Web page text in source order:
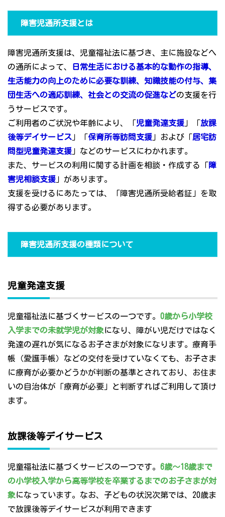
障害児通所支援とは
障害児通所支援は、児童福祉法に基づき、主に施設などへ
の通所によって、
日常生活における基本的な動作の指導、
生活能力の向上のために必要な訓練、知識技能の付与、集
団生活への適応訓練、社会との交流の促進などの支援を行
うサービスです。
ご利用者のご状況や年齢により、「児童発達支援 」「放課
後等デイサービス 」「保育所等訪問支援 」および「居宅訪
問型児童発達支援 」などのサービスにわかれます。
また、サービスの利用に関する計画を相談・作成する「障
害児相談支援 」があります。
支援を受けるにあたっては、「障害児通所受給者証」を取
得する必要があります。
障害児通所支援の種類について
児童発達支援
児童福祉法に基づくサービスの一つです。 0歳から小学校
入学までの未就学児が対象になり、障がい児だけではなく
発達の遅れが気になるお子さまが対象になります。療育手
帳（愛護手帳）などの交付を受けていなくても、お子さま
に療育が必要かどうかが判断の基準とされており、お住ま
いの自治体が「療育が必要」と判断すればご利用して頂け
ます。
放課後等デイサービス
児童福祉法に基づくサービスの一つです。 6歳～18歳まで
の小学校入学から高等学校を卒業するまでのお子さまが対
象になっています。なお、子どもの状況次第では、20歳ま
で放課後等デイサービスが利用できます